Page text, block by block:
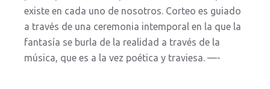
existe en cada uno de nosotros. Corteo es guiado
a través de una ceremonia intemporal en la que la
fantasía se burla de la realidad a través de la
música, que es a la vez poética y traviesa. —-